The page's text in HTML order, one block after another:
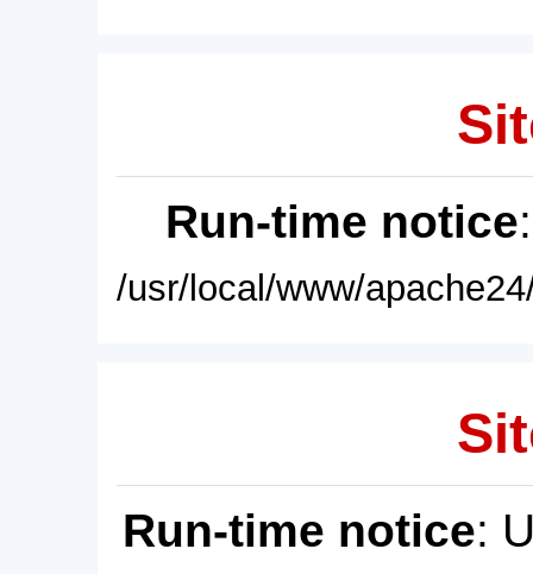
Run-time notice
/usr/local/www/
Run-time notice: